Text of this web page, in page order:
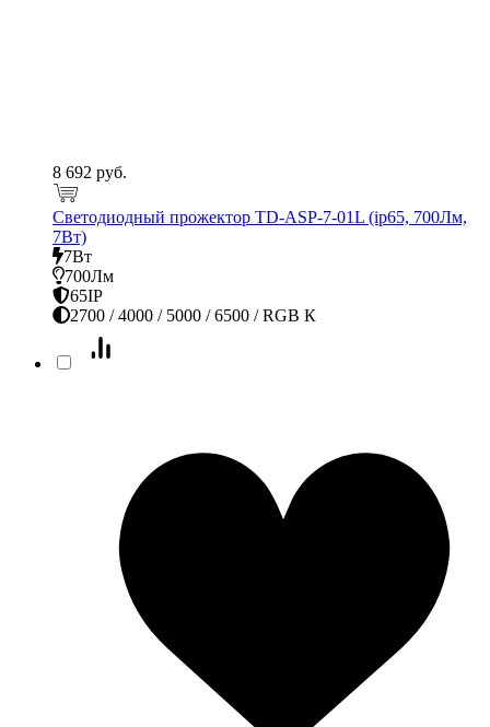
8 692 руб.
Светодиодный прожектор TD-ASP-7-01L (ip65, 700Лм,
7Вт)
7Вт
700Лм
65IP
2700 / 4000 / 5000 / 6500 / RGB К